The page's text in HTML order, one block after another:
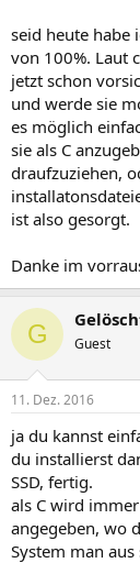
seid heute habe
von 100%. Laut
jetzt schon
und werde sie
es möglich
sie als C
draufzuziehen,
ist also gesorgt.
Danke im
G Guest
11. Dez. 2016
ja du kannst
du installierst
SSD, fertig.
als C wird
angegeben, wo
System man